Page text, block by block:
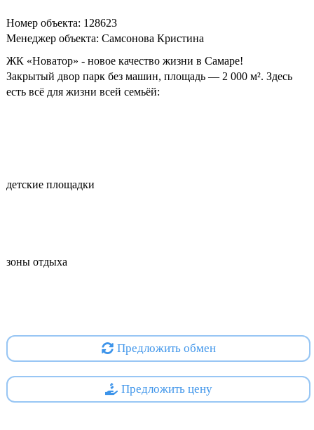
Номер объекта: 128623
Менеджер объекта: Самсонова Кристина
ЖК «Новатор» - новое качество жизни в Самаре!
Закрытый двор парк без машин, площадь — 2 000 м². Здесь
есть всё для жизни всей семьёй:
детские площадки
зоны отдыха
спортивные зоны
Предложить обмен
Предложить цену